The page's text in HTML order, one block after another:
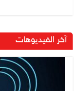
آخر الفيديوهات